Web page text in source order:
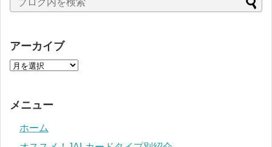
アーカイブ
メニュー
ホーム